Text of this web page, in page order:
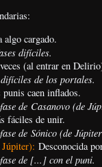
algo cargado.
difíciles.
(al entrar en
de los portales.
punis caen inflados.
de Casanovo (de
fáciles de unir.
de Sónico (de
Desconocida
de [...] con el puni.